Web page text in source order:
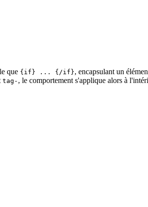
que {if} ... {/if}, encapsulant un
tag- , le comportement s'applique alors à